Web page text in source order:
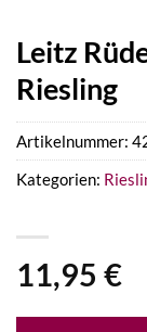
Leitz
Riesling
11,95 €
Artikelnummer:
Kategorien: